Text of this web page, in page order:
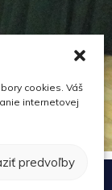
cookies. Váš
internetovej
predvoľby